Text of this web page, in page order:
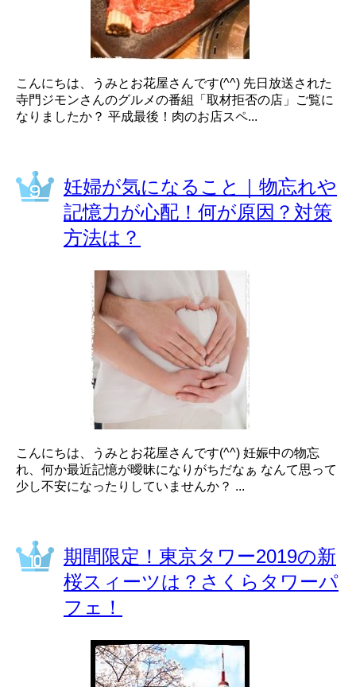
こんにちは、うみとお花屋さんです(^^) 先日放送された
寺門ジモンさんのグルメの番組「取材拒否の店」ご覧に
なりましたか？ 平成最後！肉のお店スペ...
妊婦が気になること｜物忘れや
記憶力が心配！何が原因？対策
方法は？
こんにちは、うみとお花屋さんです(^^) 妊娠中の物忘
れ、何か最近記憶が曖昧になりがちだなぁ なんて思って
少し不安になったりしていませんか？ ...
期間限定！東京タワー2019の新
桜スィーツは？さくらタワーパ
フェ！